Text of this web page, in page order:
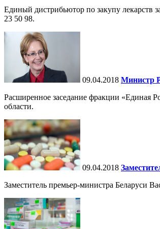
Единый дистрибьютор по закупу лекарств
23 50 98.
09.04.2018 Министр
Расширенное заседание фракции «Единая
области.
09.04.2018
Заместитель премьер-министра Беларуси